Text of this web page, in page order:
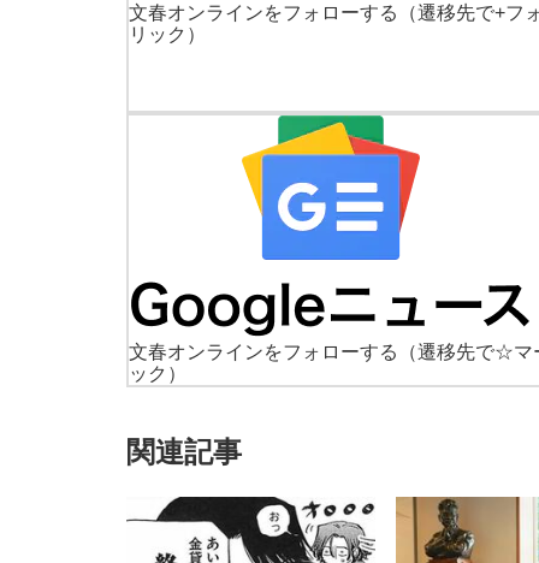
文春オンラインをフォローする
（遷移先で+フ
リック）
文春オンラインをフォローする
（遷移先で☆マ
ック）
関連記事